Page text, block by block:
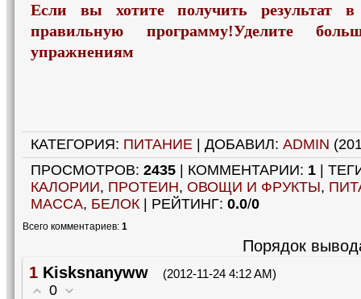
Если вы хотите получить результат
правильную программу!Уделите
упражнениям
КАТЕГОРИЯ: ПИТАНИЕ ДОБАВИЛ: ADMIN
ПРОСМОТРОВ: 2435 КОММЕНТАРИИ: 1
КАЛОРИИ, ПРОТЕИН, ОВОЩИ И ФРУКТЫ,
МАССА, БЕЛОК| РЕЙТИНГ: 0.0/0
Всего комментариев: 1
Порядок
1 Kisksnanyww (2012-11-24 4:12 AM)
0